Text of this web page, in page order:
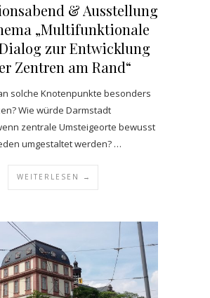
& Ausstellung
„Multifunktionale
zur Entwicklung
Zentren am Rand“
solche Knotenpunkte besonders
Wie würde Darmstadt
zentrale Umsteigeorte bewusst
umgestaltet werden? …
WEITERLESEN →